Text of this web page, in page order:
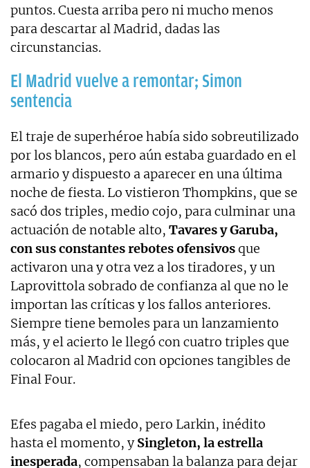
puntos. Cuesta arriba pero ni mucho menos
para descartar al Madrid, dadas las
circunstancias.
El Madrid vuelve a remontar; Simon
sentencia
El traje de superhéroe había sido sobreutilizado
por los blancos, pero aún estaba guardado en el
armario y dispuesto a aparecer en una última
noche de fiesta. Lo vistieron Thompkins, que se
sacó dos triples, medio cojo, para culminar una
actuación de notable alto, Tavares y Garuba,
con sus constantes rebotes ofensivosque
activaron una y otra vez a los tiradores, y un
Laprovittola sobrado de confianza al que no le
importan las críticas y los fallos anteriores.
Siempre tiene bemoles para un lanzamiento
más, y el acierto le llegó con cuatro triples que
colocaron al Madrid con opciones tangibles de
Final Four.
Efes pagaba el miedo, pero Larkin, inédito
hasta el momento, ySingleton, la estrella
inesperada, compensaban la balanza para dejar